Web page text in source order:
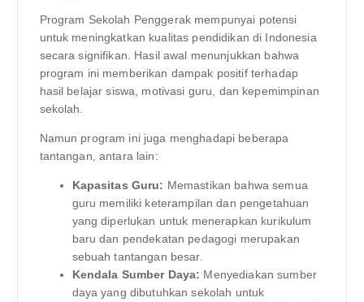
Program Sekolah Penggerak mempunyai potensi
untuk meningkatkan kualitas pendidikan di Indonesia
secara signifikan. Hasil awal menunjukkan bahwa
program ini memberikan dampak positif terhadap
hasil belajar siswa, motivasi guru, dan kepemimpinan
sekolah.
Namun program ini juga menghadapi beberapa
tantangan, antara lain:
Kapasitas Guru: Memastikan bahwa semua
guru memiliki keterampilan dan pengetahuan
yang diperlukan untuk menerapkan kurikulum
baru dan pendekatan pedagogi merupakan
sebuah tantangan besar.
Kendala Sumber Daya: Menyediakan sumber
daya yang dibutuhkan sekolah untuk